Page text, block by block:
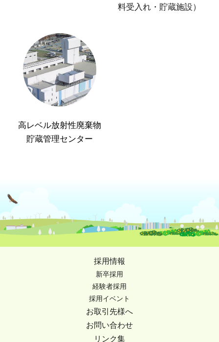
料受入れ・貯蔵施設）
高レベル放射性廃棄物
貯蔵管理センター
採用情報
新卒採用
経験者採用
採用イベント
お取引先様へ
お問い合わせ
リンク集